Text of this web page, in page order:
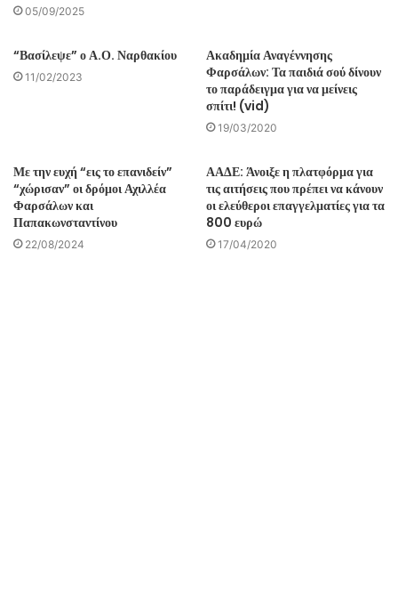
05/09/2025
“Βασίλεψε” ο Α.Ο. Ναρθακίου
11/02/2023
Ακαδημία Αναγέννησης
Φαρσάλων: Τα παιδιά σού δίνουν
το παράδειγμα για να μείνεις
σπίτι! (vid)
19/03/2020
Με την ευχή “εις το επανιδείν”
“χώρισαν” οι δρόμοι Αχιλλέα
Φαρσάλων και
Παπακωνσταντίνου
22/08/2024
ΑΑΔΕ: Άνοιξε η πλατφόρμα για
τις αιτήσεις που πρέπει να κάνουν
οι ελεύθεροι επαγγελματίες για τα
800 ευρώ
17/04/2020